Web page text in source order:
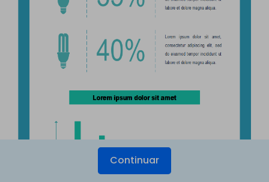
Continuar